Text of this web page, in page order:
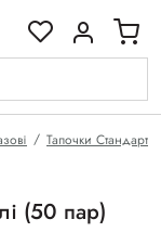
Тапочки Стандарт
(50 пар)